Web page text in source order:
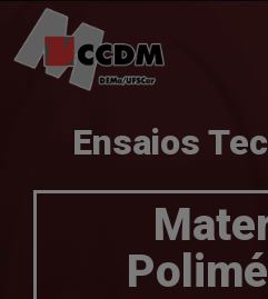
content
Ensaios